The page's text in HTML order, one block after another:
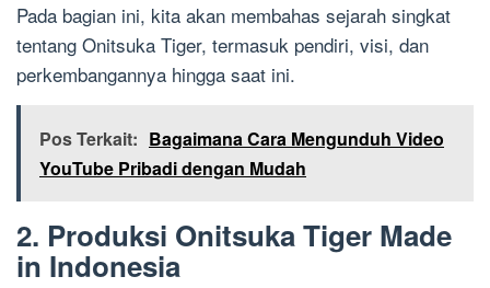
Pada bagian ini, kita akan membahas sejarah singkat
tentang Onitsuka Tiger, termasuk pendiri, visi, dan
perkembangannya hingga saat ini.
Pos Terkait: Bagaimana Cara Mengunduh Video
YouTube Pribadi dengan Mudah
2. Produksi Onitsuka Tiger Made
in Indonesia